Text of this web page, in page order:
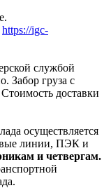
https://igc-
службой
Забор груза с
доставки
осуществляется
линии, ПЭК и
и четвергам.